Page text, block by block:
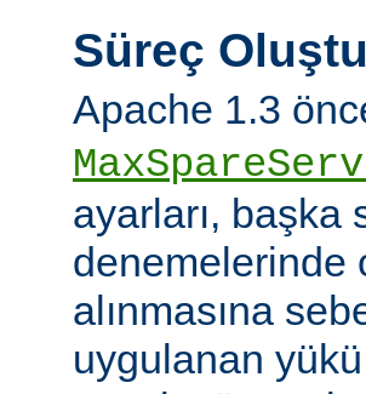
Süreç
Apache 1.3
ayarları, başka
denemelerinde
alınmasına
uygulanan